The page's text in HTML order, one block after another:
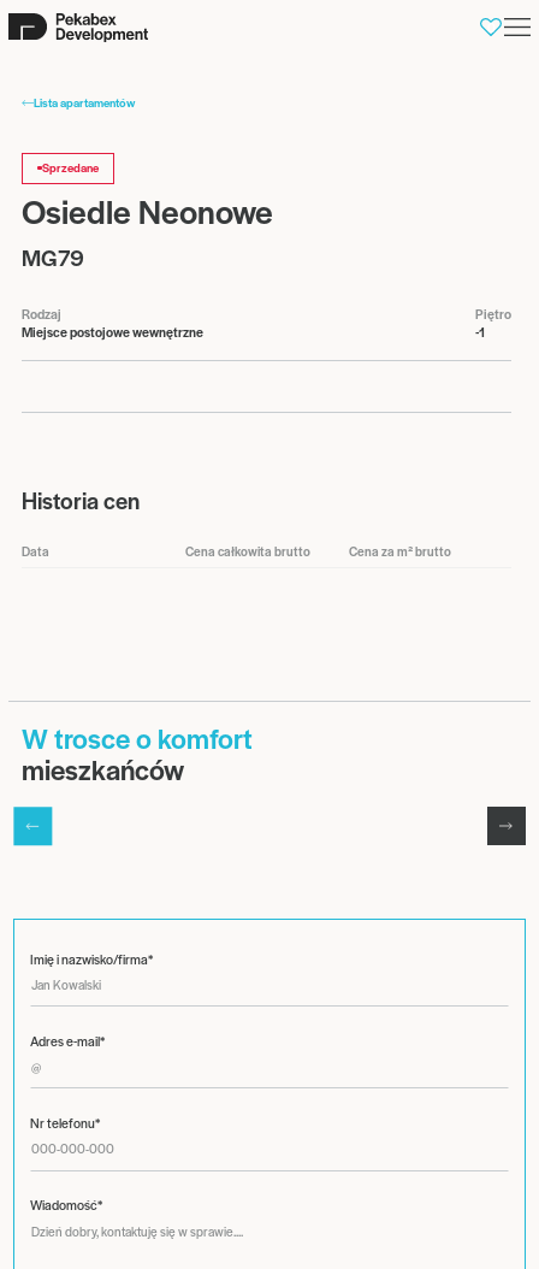
0
Lista apartamentów
Sprzedane
Osiedle Neonowe
MG79
Rodzaj
Miejsce postojowe wewnętrzne
Piętro
-1
Historia cen
Data Cena całkowita brutto Cena za m² brutto
W trosce o komfort
mieszkańców
Imię i nazwisko/firma*
Adres e-mail*
Nr telefonu*
Wiadomość*